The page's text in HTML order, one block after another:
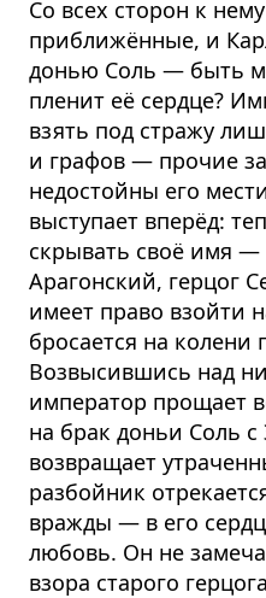
Со всех сторон к
приближённые, и
донью Соль — быть
пленит её сердце?
взять под стражу
и графов — прочие
недостойны его
выступает вперёд:
скрывать своё имя —
Арагонский, герцог
имеет право взойти
бросается на колени
Возвысившись над
император прощает
на брак доньи Соль
возвращает
разбойник
вражды — в его
любовь. Он не
взора старого